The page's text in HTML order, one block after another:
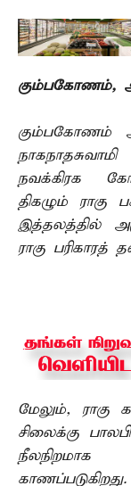
கும்பகோணம்,
கும்பகோணம்
நவக்கிரக
திகழும்
இத்தலத்தில்
ராகு பரிகாரத்
மேலும், ராகு
சிலைக்கு
காணப்படுகிறது.